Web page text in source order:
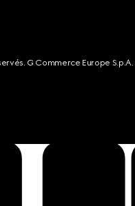
G Commerce Europe